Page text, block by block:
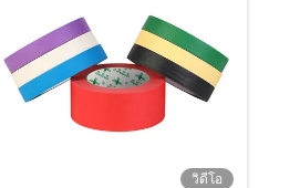
วิดีโอ